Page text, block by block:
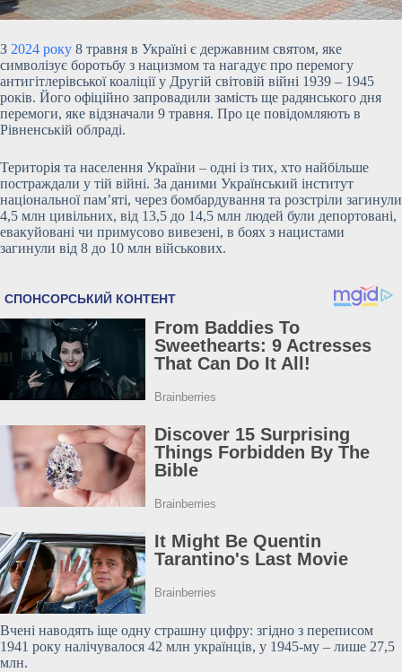
З 2024 року 8 травня в Україні є державним святом, яке
символізує боротьбу з нацизмом та нагадує про перемогу
антигітлерівської коаліції у Другій світовій війні 1939 – 1945
років. Його офіційно запровадили замість ще радянського дня
перемоги, яке відзначали 9 травня. Про це повідомляють в
Рівненській облраді.
Територія та населення України – одні із тих, хто найбільше
постраждали у тій війні. За даними Український інститут
національної пам’яті, через бомбардування та розстріли загинули
4,5 млн цивільних, від 13,5 до 14,5 млн людей були депортовані,
евакуйовані чи примусово вивезені, в боях з нацистами
загинули від 8 до 10 млн військових.
Вчені наводять іще одну страшну цифру: згідно з переписом
1941 року налічувалося 42 млн українців, у 1945-му – лише 27,5
млн.